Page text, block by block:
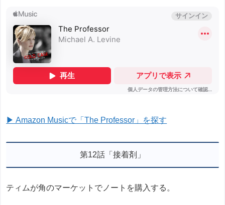
▶ Amazon Musicで「The Professor」を探す
第12話「接着剤」
ティムが角のマーケットでノートを購入する。